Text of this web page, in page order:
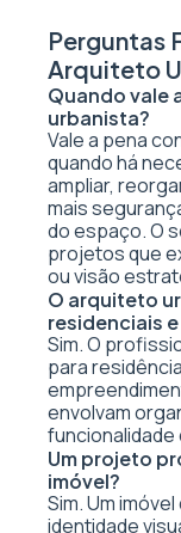
Perguntas
Arquiteto
Quando vale
urbanista?
Vale a pena
quando há
ampliar,
mais
do espaço. O
projetos que
ou visão
O arquiteto
residenciais
Sim. O
para
envolvam
Um projeto
imóvel?
Sim. Um
identidade